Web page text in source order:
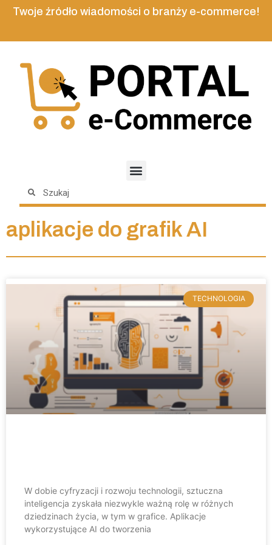
Twoje źródło wiadomości o branży e-commerce!
aplikacje do grafik AI
TECHNOLOGIA
W dobie cyfryzacji i rozwoju technologii, sztuczna
inteligencja zyskała niezwykle ważną rolę w różnych
dziedzinach życia, w tym w grafice. Aplikacje
wykorzystujące AI do tworzenia